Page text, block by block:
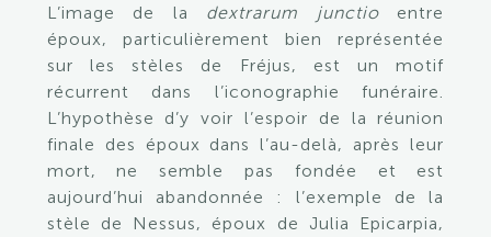
L’image de la dextrarum junctioentre
époux, particulièrement bien représentée
sur les stèles de Fréjus, est un motif
récurrent dans l’iconographie funéraire.
L’hypothèse d’y voir l’espoir de la réunion
finale des époux dans l’au-delà, après leur
mort, ne semble pas fondée et est
aujourd’hui abandonnée : l’exemple de la
stèle de Nessus, époux de Julia Epicarpia,